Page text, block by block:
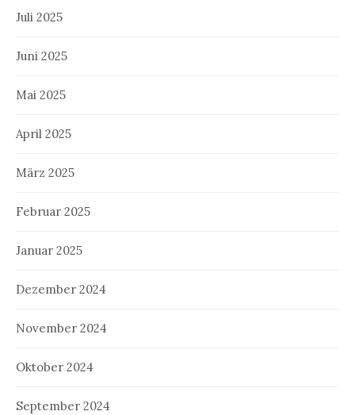
Juli 2025
Juni 2025
Mai 2025
April 2025
März 2025
Februar 2025
Januar 2025
Dezember 2024
November 2024
Oktober 2024
September 2024